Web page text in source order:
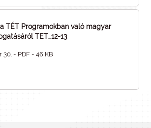
TÉT Programokban való magyar
TET_12-13
30. - PDF - 46 KB